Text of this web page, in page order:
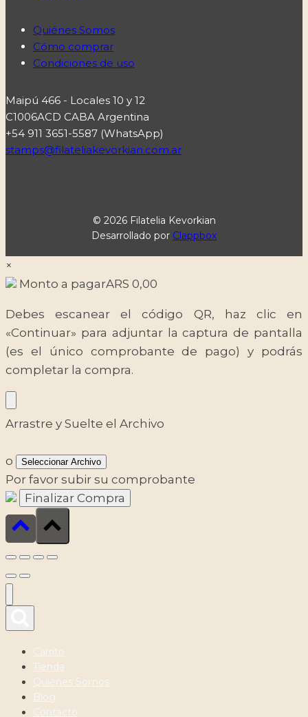
Quiénes Somos
Cómo comprar
Condiciones de uso
Maipú 466 - Locales 10 y 12
C1006ACD CABA Argentina
+54 911 3651-5587 (WhatsApp)
stamps@filateliakevorkian.com.ar
© 2026 Filatelia Kevorkian
Desarrollado por Clappbox
×
Monto a pagarARS 0,00
Debes escanear el código QR, haz clic en
«Continuar» para adjuntar la captura de pantalla
(es el único comprobante de pago) y podrás
completar la compra.
Arrastre y Suelte el Archivo
o Seleccionar Archivo
Por favor subir su comprobante
Carrito
Tienda
Quiénes Somos
Blog
Contacto